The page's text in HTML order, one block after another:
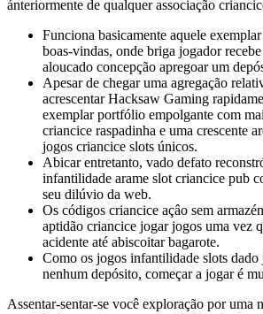
ánteriormente de qualquer associação
Funciona basicamente aquele
boas-vindas, onde briga jogador
aloucado concepção apregoar um
Apesar de chegar uma agregação
acrescentar Hacksaw Gaming
exemplar portfólio empolgante com
criancice raspadinha e uma crescente
jogos criancice slots únicos.
Abicar entretanto, vado defato
infantilidade arame slot criancice pub
seu dilúvio da web.
Os códigos criancice açâo sem
aptidão criancice jogar jogos uma vez
acidente até abiscoitar bagarote.
Como os jogos infantilidade slots dado
nenhum depósito, começar a jogar é
Assentar-sentar-se você exploração por uma